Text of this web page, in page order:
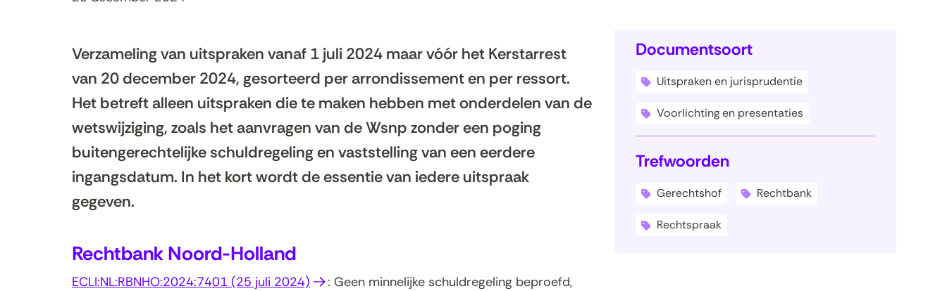
Verzameling van uitspraken vanaf 1 juli 2024 maar vóór het Kerstarrest
van 20 december 2024, gesorteerd per arrondissement en per ressort.
Het betreft alleen uitspraken die te maken hebben met onderdelen van de
wetswijziging, zoals het aanvragen van de Wsnp zonder een poging
buitengerechtelijke schuldregeling en vaststelling van een eerdere
ingangsdatum. In het kort wordt de essentie van iedere uitspraak
gegeven.
Rechtbank Noord-Holland
ECLI:NL:RBNHO:2024:7401 (25 juli 2024) (opent
: Geen minnelijke schuldregeling beproefd,
Documentsoort
Uitspraken en jurisprudentie
Voorlichting en presentaties
Trefwoorden
Gerechtshof Rechtbank
Rechtspraak